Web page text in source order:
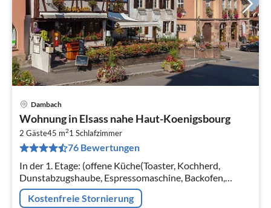
Dambach
Wohnung in Elsass nahe Haut-Koenigsbourg
2 Gäste45 m21 Schlafzimmer
76 Bewertungen
In der 1. Etage: (offene Küche(Toaster, Kochherd,
Dunstabzugshaube, Espressomaschine, Backofen,
Mikrowelle, Spülmaschine, Kühl-/Gefrierkombination),
Wohn/Esszimmer(TV, Esstisch))
Kostenfreie Stornierung